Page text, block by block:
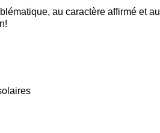
au caractère affirmé et